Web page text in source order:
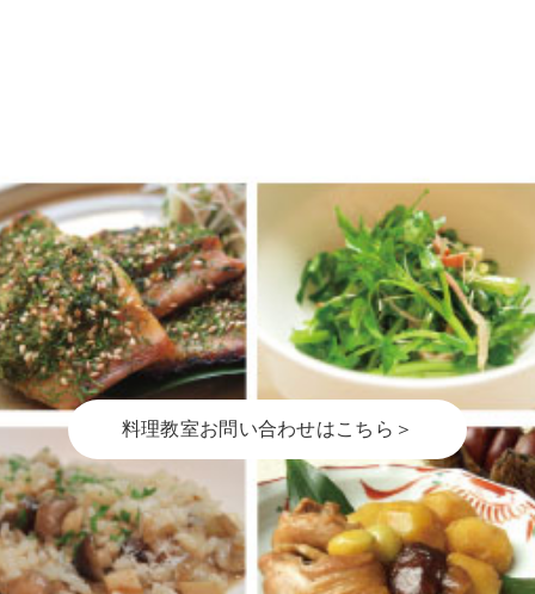
料理教室お問い合わせはこちら＞